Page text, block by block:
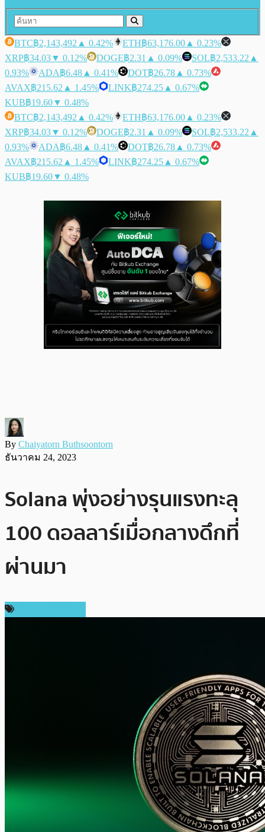
BTC฿2,143,492 ▲ 0.42% ETH฿63,176.00 ▲ 0.23%
XRP฿34.03▼ 0.12% DOGE฿2.31 ▲ 0.09% SOL฿2,533.22 ▲
0.93%
ADA฿6.48 ▲ 0.41% DOT฿26.78 ▲ 0.73%
AVAX฿215.62 ▲ 1.45% LINK฿274.25 ▲ 0.67%
KUB฿19.60▼ 0.48%
BTC฿2,143,492 ▲ 0.42% ETH฿63,176.00 ▲ 0.23%
XRP฿34.03▼ 0.12% DOGE฿2.31 ▲ 0.09% SOL฿2,533.22 ▲
0.93%
ADA฿6.48 ▲ 0.41% DOT฿26.78 ▲ 0.73%
AVAX฿215.62 ▲ 1.45% LINK฿274.25 ▲ 0.67%
KUB฿19.60▼ 0.48%
By Chaiyatorn Buthsoontorn
ธันวาคม 24, 2023
Solana พุ่งอย่างรุนแรงทะลุ
100 ดอลลาร์เมื่อกลางดึกที่
ผ่านมา